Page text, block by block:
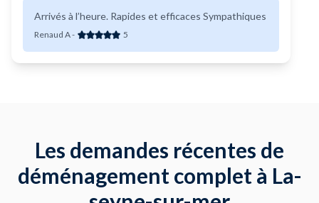
Arrivés à l’heure. Rapides et efficaces Sympathiques
Renaud A- 5
Les demandes récentes de
déménagement complet à La-